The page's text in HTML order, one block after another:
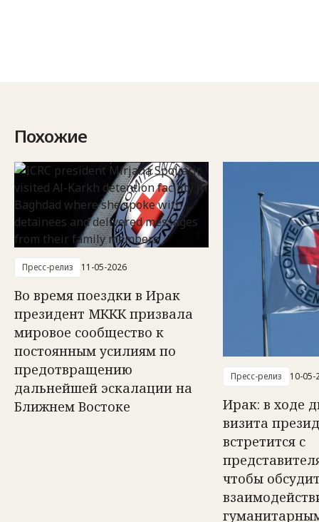
Похожие
Пресс-релиз 11-05-2026
Во время поездки в Ирак
президент МККК призвала
мировое сообщество к
постоянным усилиям по
предотвращению
дальнейшей эскалации на
Ближнем Востоке
Пресс-релиз 10-05-
Ирак: в ходе
визита
встретится с
чтобы